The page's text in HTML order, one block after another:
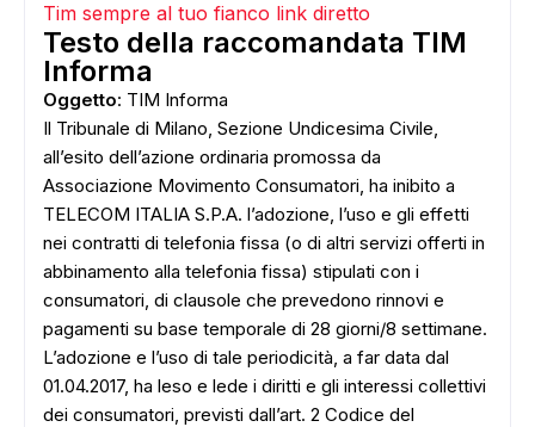
Tim sempre al tuo fianco link diretto
Testo della raccomandata TIM
Informa
Oggetto: TIM Informa
Il Tribunale di Milano, Sezione Undicesima Civile,
all’esito dell’azione ordinaria promossa da
Associazione Movimento Consumatori, ha inibito a
TELECOM ITALIA S.P.A. l’adozione, l’uso e gli effetti
nei contratti di telefonia fissa (o di altri servizi offerti in
abbinamento alla telefonia fissa) stipulati con i
consumatori, di clausole che prevedono rinnovi e
pagamenti su base temporale di 28 giorni/8 settimane.
L’adozione e l’uso di tale periodicità, a far data dal
01.04.2017, ha leso e lede i diritti e gli interessi collettivi
dei consumatori, previsti dall’art. 2 Codice del